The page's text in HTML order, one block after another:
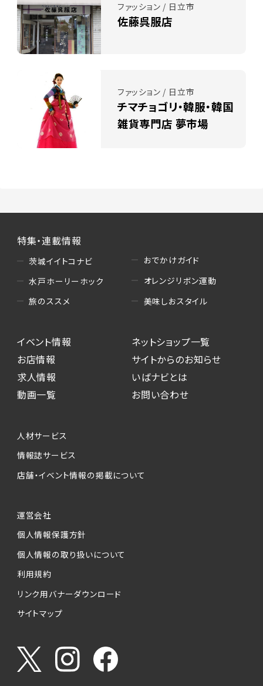
ファッション / 日立市
佐藤呉服店
ファッション / 日立市
チマチョゴリ・韓服・韓国
雑貨専門店 夢市場
特集・連載情報
茨城イイトコナビ
水戸ホーリーホック
旅のススメ
おでかけガイド
オレンジリボン運動
美味しおスタイル
イベント情報
お店情報
求人情報
動画一覧
ネットショップ一覧
サイトからのお知らせ
いばナビとは
お問い合わせ
人材サービス
情報誌サービス
店舗・イベント情報の掲載について
運営会社
個人情報保護方針
個人情報の取り扱いについて
利用規約
リンク用バナーダウンロード
サイトマップ